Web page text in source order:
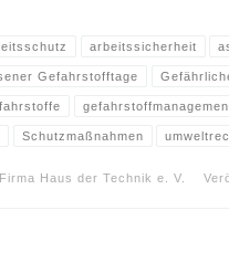
arbeitssicherheit
Gefahrstofftage
Schutzmaßnahmen
Firma Haus der Technik e. V.